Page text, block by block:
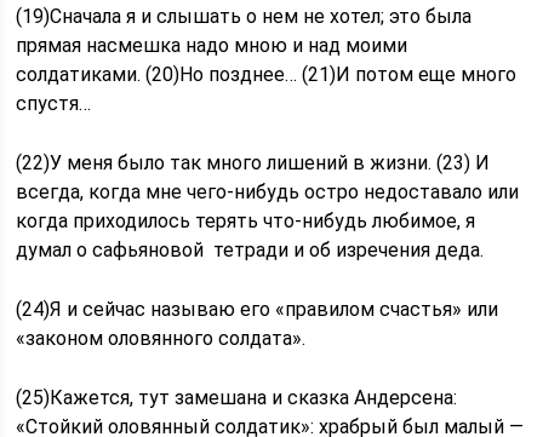
(19)Сначала я и слышать о нем не хотел; это была
прямая насмешка надо мною и над моими
солдатиками. (20)Но позднее… (21)И потом еще много
спустя…
(22)У меня было так много лишений в жизни. (23) И
всегда, когда мне чего-нибудь остро недоставало или
когда приходилось терять что-нибудь любимое, я
думал о сафьяновой тетради и об изречения деда.
(24)Я и сейчас называю его «правилом счастья» или
«законом оловянного солдата».
(25)Кажется, тут замешана и сказка Андерсена:
«Стойкий оловянный солдатик»: храбрый был малый —